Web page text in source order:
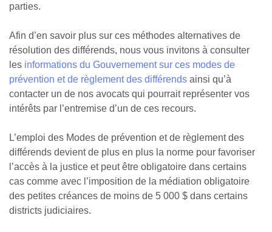
parties.
Afin d’en savoir plus sur ces méthodes alternatives de
résolution des différends, nous vous invitons à consulter
les informations du Gouvernement sur ces modes de
prévention et de règlement des différends ainsi qu’à
contacter un de nos avocats qui pourrait représenter vos
intérêts par l’entremise d’un de ces recours.
L’emploi des Modes de prévention et de règlement des
différends devient de plus en plus la norme pour favoriser
l’accès à la justice et peut être obligatoire dans certains
cas comme avec l’imposition de la médiation obligatoire
des petites créances de moins de 5 000 $ dans certains
districts judiciaires.